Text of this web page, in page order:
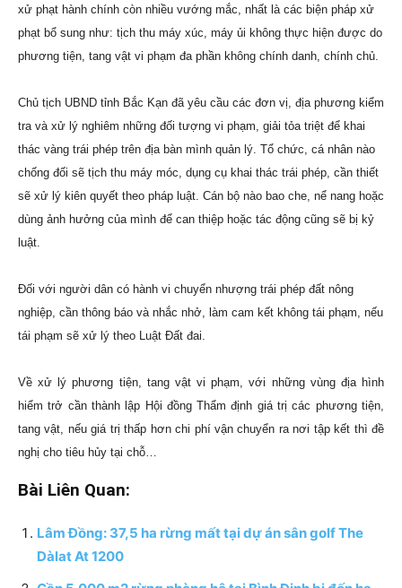
xử phạt hành chính còn nhiều vướng mắc, nhất là các biện pháp xử
phạt bổ sung như: tịch thu máy xúc, máy ủi không thực hiện được do
phương tiện, tang vật vi phạm đa phần không chính danh, chính chủ.
Chủ tịch UBND tỉnh Bắc Kạn đã yêu cầu các đơn vị, địa phương kiểm
tra và xử lý nghiêm những đối tượng vi phạm, giải tỏa triệt để khai
thác vàng trái phép trên địa bàn mình quản lý. Tổ chức, cá nhân nào
chống đối sẽ tịch thu máy móc, dụng cụ khai thác trái phép, cần thiết
sẽ xử lý kiên quyết theo pháp luật. Cán bộ nào bao che, nể nang hoặc
dùng ảnh hưởng của mình để can thiệp hoặc tác động cũng sẽ bị kỷ
luật.
Đối với người dân có hành vi chuyển nhượng trái phép đất nông
nghiệp, cần thông báo và nhắc nhở, làm cam kết không tái phạm, nếu
tái phạm sẽ xử lý theo Luật Đất đai.
Về xử lý phương tiện, tang vật vi phạm, với những vùng địa hình
hiểm trở cần thành lập Hội đồng Thẩm định giá trị các phương tiện,
tang vật, nếu giá trị thấp hơn chi phí vận chuyển ra nơi tập kết thì đề
nghị cho tiêu hủy tại chỗ…
Bài Liên Quan:
Lâm Đồng: 37,5 ha rừng mất tại dự án sân golf The
Dàlat At 1200